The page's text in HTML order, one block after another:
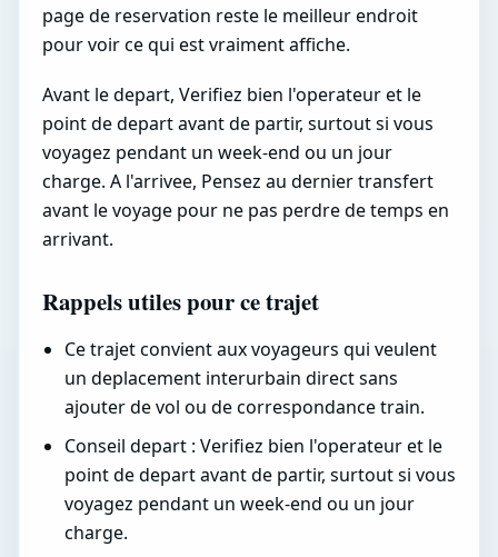
page de reservation reste le meilleur endroit
pour voir ce qui est vraiment affiche.
Avant le depart, Verifiez bien l'operateur et le
point de depart avant de partir, surtout si vous
voyagez pendant un week-end ou un jour
charge. A l'arrivee, Pensez au dernier transfert
avant le voyage pour ne pas perdre de temps en
arrivant.
Rappels utiles pour ce trajet
Ce trajet convient aux voyageurs qui veulent
un deplacement interurbain direct sans
ajouter de vol ou de correspondance train.
Conseil depart : Verifiez bien l'operateur et le
point de depart avant de partir, surtout si vous
voyagez pendant un week-end ou un jour
charge.